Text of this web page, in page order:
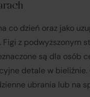
co dzień oraz jako
z podwyższonym
są dla osób
detale w
ubrania lub na